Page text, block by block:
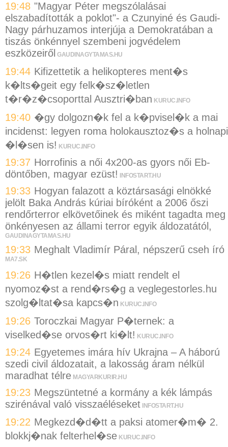
19:48 "Magyar Péter megszólalásai
elszabadították a poklot"- a Czunyiné és Gaudi-
Nagy párhuzamos interjúja a Demokratában a
tiszás önkénnyel szembeni jogvédelem
eszközeiről GAUDINAGYTAMAS.HU
19:44 Kifizettetik a helikopteres ment�s
k�lts�geit egy felk�sz�letlen
t�r�z�csoporttal Ausztri�ban KURUC.INFO
19:40 �gy dolgozn�k fel a k�pvisel�k a mai
incidenst: legyen roma holokausztoz�s a holnapi
�l�sen is! KURUC.INFO
19:37 Horrofinis a női 4x200-as gyors női Eb-
döntőben, magyar ezüst!
INFOSTART.HU
19:33 Hogyan falazott a köztársasági elnökké
jelölt Baka András kúriai bíróként a 2006 őszi
rendőrterror elkövetőinek és miként tagadta meg
önkényesen az állami terror egyik áldozatától,
GAUDINAGYTAMAS.HU
19:33 Meghalt Vladimír Páral, népszerű cseh író
MA7.SK
19:26 H�tlen kezel�s miatt rendelt el
nyomoz�st a rend�rs�g a veglegestorles.hu
szolg�ltat�sa kapcs�n KURUC.INFO
19:26 Toroczkai Magyar P�ternek: a
viselked�se orvos�rt ki�lt! KURUC.INFO
19:24 Egyetemes imára hív Ukrajna – A háború
szedi civil áldozatait, a lakosság áram nélkül
maradhat télre MAGYARKURIR.HU
19:23 Megszüntetné a kormány a kék lámpás
szirénával való visszaéléseket INFOSTART.HU
19:22 Megkezd�d�tt a paksi atomer�m� 2.
blokkj�nak felterhel�se KURUC.INFO